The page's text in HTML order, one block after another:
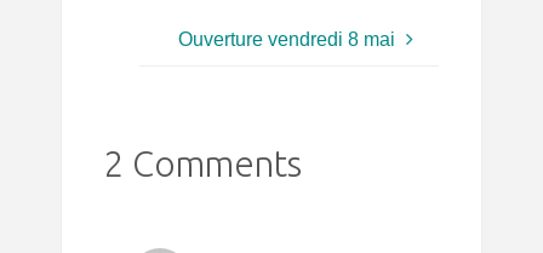
Ouverture vendredi 8 mai
2 Comments